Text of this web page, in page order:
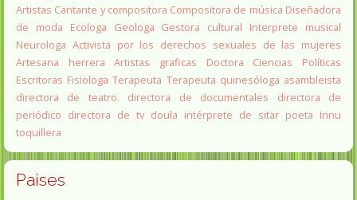
Artistas Cantante y compositora Compositora de música Diseñadora
de moda
Ecologa Geologa Gestora cultural
Interprete musical
Neurologa Activista por los derechos sexuales de las mujeres
Artesana herrera
Artistas graficas
Doctora Ciencias Políticas
Escritoras Fisiologa Terapeuta Terapeuta quinesóloga asambleista
directora de teatro.
directora de documentales
directora de
periódico directora de tv doula intérprete de sitar poeta Innu
toquillera
Paises